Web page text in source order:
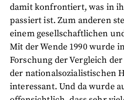
damit konfrontiert, was in
passiert ist. Zum anderen
einem gesellschaftlichen
Mit der Wende 1990 wurde
Forschung der Vergleich
der nationalsozialistischen
interessant. Und da wurde